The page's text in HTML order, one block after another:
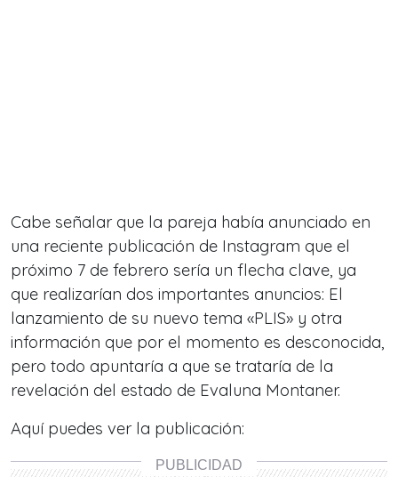
Cabe señalar que la pareja había anunciado en
una reciente publicación de Instagram que el
próximo 7 de febrero sería un flecha clave, ya
que realizarían dos importantes anuncios: El
lanzamiento de su nuevo tema «PLIS» y otra
información que por el momento es desconocida,
pero todo apuntaría a que se trataría de la
revelación del estado de Evaluna Montaner.
Aquí puedes ver la publicación: